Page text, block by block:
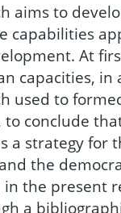
aims to
capabilities
At
capacities,
used to
conclude
a strategy for
the
in the present
a